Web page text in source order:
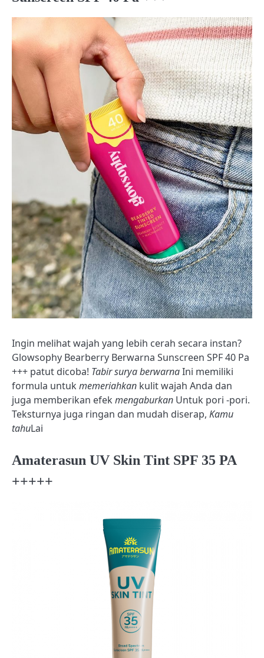
Ingin melihat wajah yang lebih cerah secara instan?
Glowsophy Bearberry Berwarna Sunscreen SPF 40 Pa
+++ patut dicoba! Tabir surya berwarnaIni memiliki
formula untukmemeriahkan kulit wajah Anda dan
juga memberikan efekmengaburkan Untuk pori -pori.
Teksturnya juga ringan dan mudah diserap, Kamu
tahuLai
Amaterasun UV Skin Tint SPF 35 PA
+++++